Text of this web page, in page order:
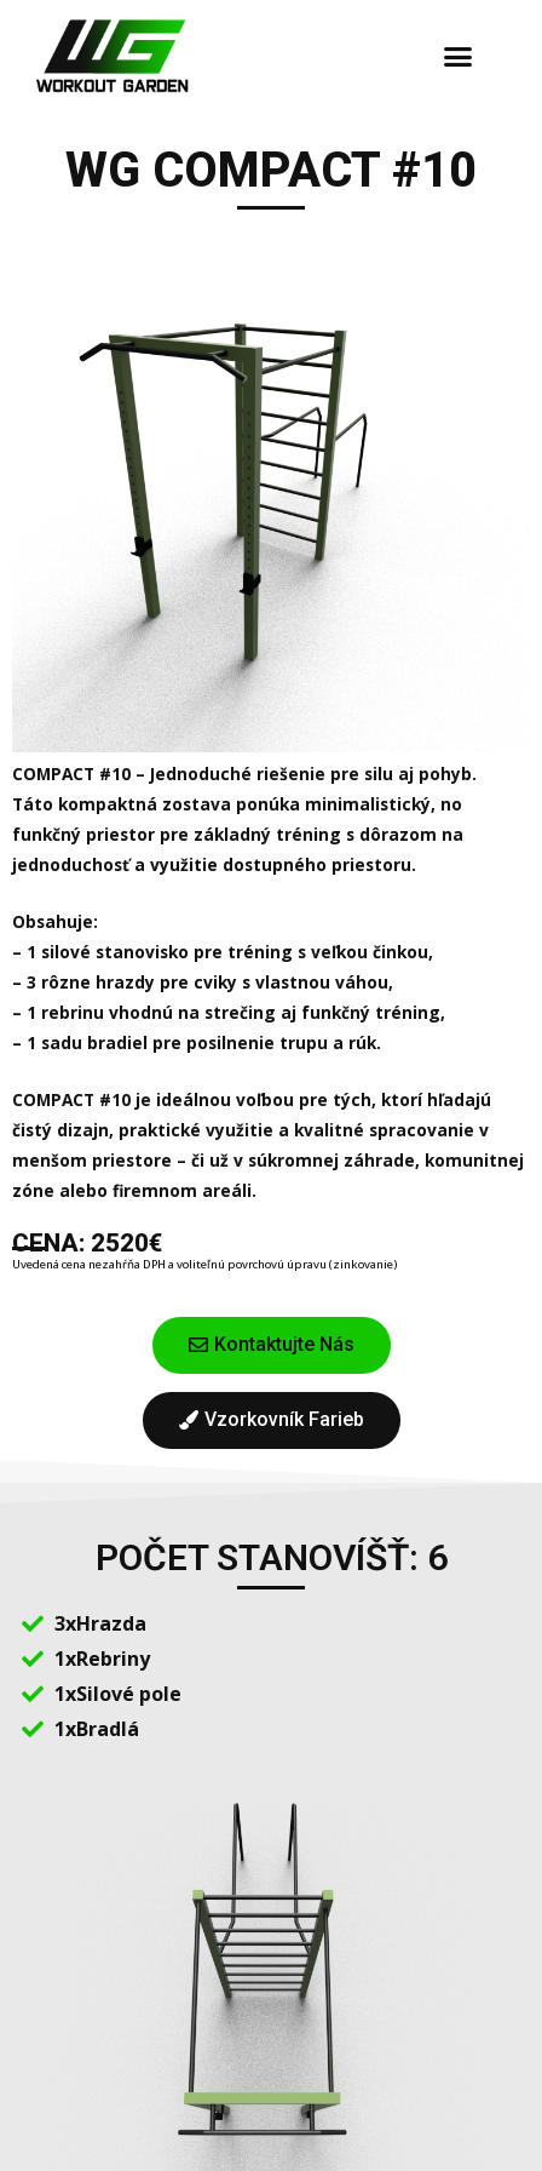
WG COMPACT #10
COMPACT #10 – Jednoduché riešenie pre silu aj pohyb.
Táto kompaktná zostava ponúka minimalistický, no
funkčný priestor pre základný tréning s dôrazom na
jednoduchosť a využitie dostupného priestoru.
Obsahuje:
– 1 silové stanovisko pre tréning s veľkou činkou,
– 3 rôzne hrazdy pre cviky s vlastnou váhou,
– 1 rebrinu vhodnú na strečing aj funkčný tréning,
– 1 sadu bradiel pre posilnenie trupu a rúk.
COMPACT #10 je ideálnou voľbou pre tých, ktorí hľadajú
čistý dizajn, praktické využitie a kvalitné spracovanie v
menšom priestore – či už v súkromnej záhrade, komunitnej
zóne alebo firemnom areáli.
CENA: 2520€
Uvedená cena nezahŕňa DPH a voliteľnú povrchovú úpravu (zinkovanie)
Kontaktujte Nás
Vzorkovník Farieb
POČET STANOVÍŠŤ: 6
3xHrazda
1xRebriny
1xSilové pole
1xBradlá